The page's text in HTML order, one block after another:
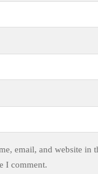
email, and website in
I comment.